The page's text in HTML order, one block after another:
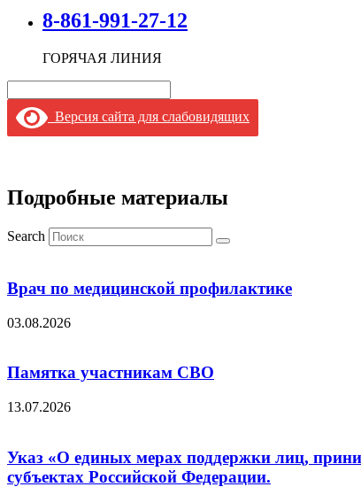
8-861-991-27-12
ГОРЯЧАЯ ЛИНИЯ
Версия сайта для слабовидящих
Подробные материалы
Search
Врач по медицинской профилактике
03.08.2026
Памятка участникам СВО
13.07.2026
Указ «О единых мерах поддержки лиц,
субъектах Российской Федерации.